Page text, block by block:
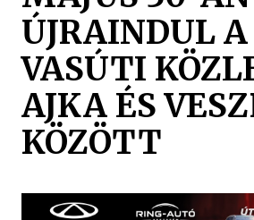
ÚJRAINDUL A
VASÚTI
AJKA ÉS
KÖZÖTT